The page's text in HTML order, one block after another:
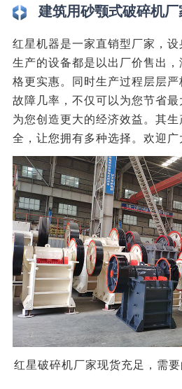
建筑用砂颚式破碎机
红星机器是一家直销型厂家，
生产的设备都是以出厂价售出
格更实惠。同时生产过程层层
故障几率，不仅可以为您节省
为您创造更大的经济效益。其
全，让您拥有多种选择。欢迎广
红星破碎机厂家现货充足，需